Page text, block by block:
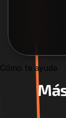
Cómo te ayuda